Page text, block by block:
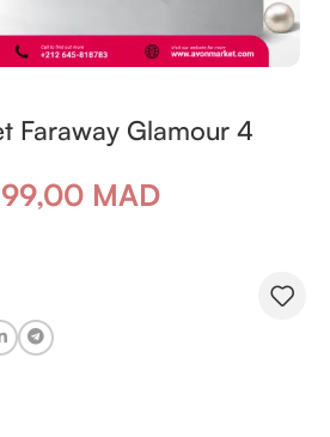
Faraway Glamour 4
MAD